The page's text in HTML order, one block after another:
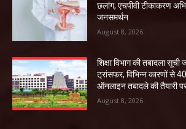
छलांग, एचपीवी टीकाकरण
जनसमर्थन
August 8, 2026
शिक्षा विभाग की तबादला
ट्रांसफर, विभिन्न कारणों से
ऑनलाइन तबादले की तैयारी पर
August 8, 2026